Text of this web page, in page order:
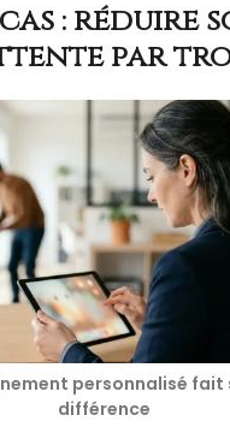
: réduire
par
personnalisé fait
différence